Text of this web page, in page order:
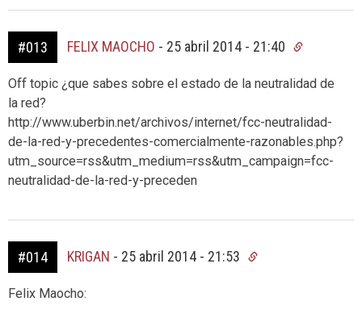
#013 FELIX MAOCHO - 25 abril 2014 - 21:40
Off topic ¿que sabes sobre el estado de la neutralidad de
la red?
http://www.uberbin.net/archivos/internet/fcc-neutralidad-
de-la-red-y-precedentes-comercialmente-razonables.php?
utm_source=rss&utm_medium=rss&utm_campaign=fcc-
neutralidad-de-la-red-y-preceden
#014 KRIGAN - 25 abril 2014 - 21:53
Felix Maocho: